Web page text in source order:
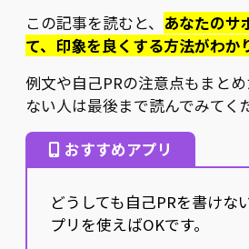
この記事を読むと、 あなたのサ
て、印象を良くする方法がわか
例文や自己PRの注意点もまと
ない人は最後まで読んでみてく
おすすめアプリ
どうしても自己PRを書けな
プリを使えばOKです。